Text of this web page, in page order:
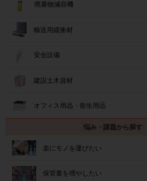
廃棄物減容機
輸送用緩衝材
安全設備
建設土木資材
オフィス用品・衛生用品
悩み・課題から探す
楽にモノを運びたい
保管量を増やしたい